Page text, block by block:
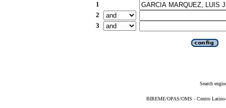
1
2
3
Search
BIREME/OPAS/OMS - Centro Latino-